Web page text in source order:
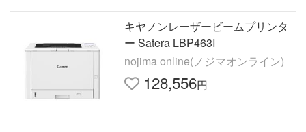
キヤノンレーザービームプリンタ
ー Satera LBP463I
nojima online(ノジマオンライン)
128,556円